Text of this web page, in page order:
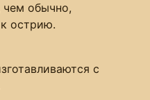
обычно,
острию.
с